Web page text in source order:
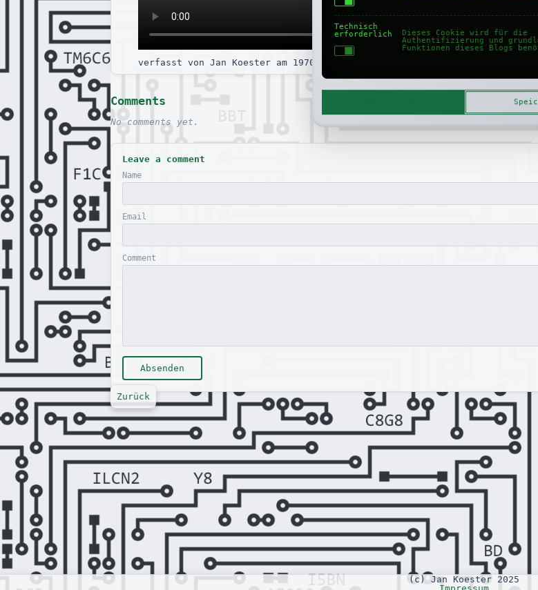
verfasst von Jan Koester am 1970-01-01
Comments
No comments yet.
Leave a comment
Name
Email
Comment
Absenden
Zurück
(c) Jan Koester 2025
Technisch
erforderlich
Dieses Cookie wird für die
Authentifizierung und
Funktionen dieses Blogs